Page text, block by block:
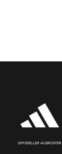
OFFIZIELLER AUSRÜSTER